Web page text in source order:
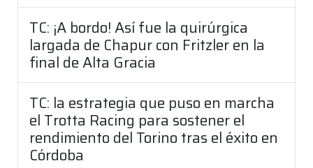
TC: ¡A bordo! Así fue la quirúrgica
largada de Chapur con Fritzler en la
final de Alta Gracia
TC: la estrategia que puso en marcha
el Trotta Racing para sostener el
rendimiento del Torino tras el éxito en
Córdoba